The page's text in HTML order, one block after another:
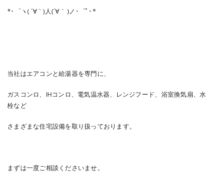
*･゜ヽ( ´∀｀)人(´∀｀ )ノ･゜ﾟ･*
当社はエアコンと給湯器を専門に、
ガスコンロ、IHコンロ、電気温水器、レンジフード、浴室換気扇、水
栓など
さまざまな住宅設備を取り扱っております。
まずは一度ご相談くださいませ。